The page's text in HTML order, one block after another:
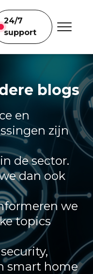
24/7
support
blogs
en
zijn
de sector.
dan ook
we
topics
smart home